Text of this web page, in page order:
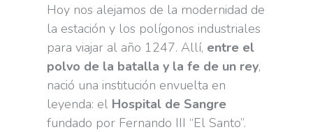
Hoy nos alejamos de la modernidad de
la estación y los polígonos industriales
para viajar al año 1247. Allí, entre el
polvo de la batalla y la fe de un rey,
nació una institución envuelta en
leyenda: el Hospital de Sangre
fundado por Fernando III “El Santo”.